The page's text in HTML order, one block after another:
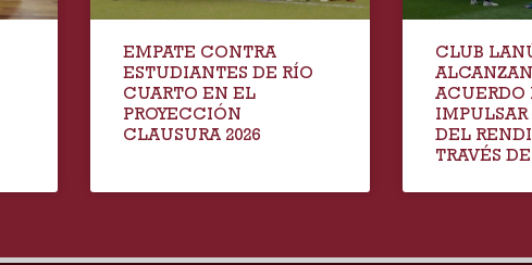
EMPATE CONTRA
ESTUDIANTES DE RÍO
CUARTO EN EL
PROYECCIÓN
CLAUSURA 2026
CLUB
ACUERDO
DEL
TRAVÉS